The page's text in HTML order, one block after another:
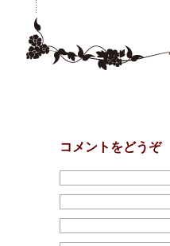
コメントをどうぞ